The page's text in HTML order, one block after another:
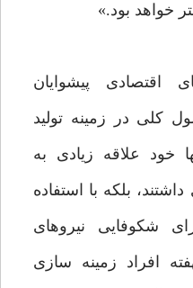
خواهد بود.»
اقتصادى پيشوايان
كلى در زمينه توليد
خود علاقه زيادى به
بلكه با استفاده
شكوفايى نيروهاى
افراد زمينه سازى